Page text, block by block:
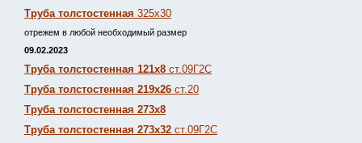
Труба толстостенная 325х30
отрежем в любой необходимый размер
09.02.2023
Труба толстостенная 121х8 ст.09Г2С
Труба толстостенная 219х26 ст.20
Труба толстостенная 273х8
Труба толстостенная 273х32 ст.09Г2С